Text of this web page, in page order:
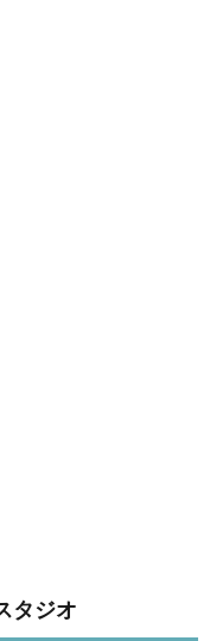
タジオ